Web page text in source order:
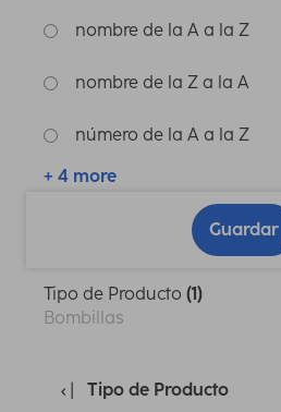
nombre de la A a la Z
nombre de la Z a la A
número de la A a la Z
+ 4 more
Guardar
Tipo de Producto (1)
Bombillas
Tipo de Producto